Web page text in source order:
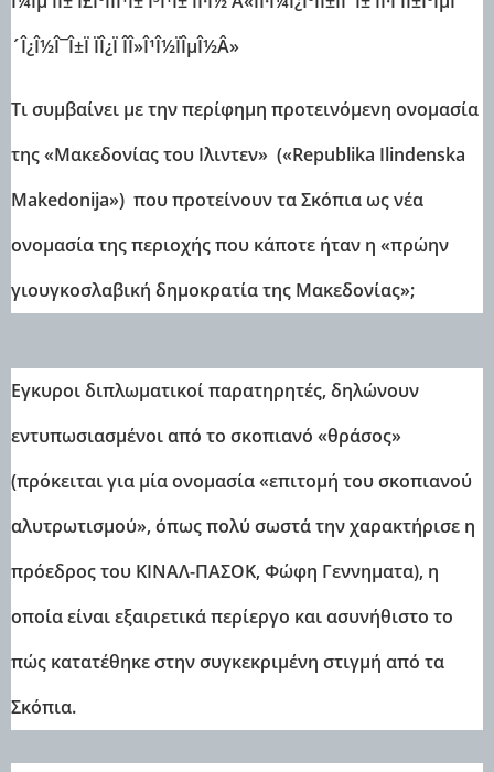
Τι συμβαίνει με την περίφημη προτεινόμενη ονομασία
της «Μακεδονίας του Ιλιντεν» («Republika Ilindenska
Makedonija») που προτείνουν τα Σκόπια ως νέα
ονομασία της περιοχής που κάποτε ήταν η «πρώην
γιουγκοσλαβική δημοκρατία της Μακεδονίας»;
Εγκυροι διπλωματικοί παρατηρητές, δηλώνουν
εντυπωσιασμένοι από το σκοπιανό «θράσος»
(πρόκειται για μία ονομασία «επιτομή του σκοπιανού
αλυτρωτισμού», όπως πολύ σωστά την χαρακτήρισε η
πρόεδρος του ΚΙΝΑΛ-ΠΑΣΟΚ, Φώφη Γεννηματα), η
οποία είναι εξαιρετικά περίεργο και ασυνήθιστο το
πώς κατατέθηκε στην συγκεκριμένη στιγμή από τα
Σκόπια.